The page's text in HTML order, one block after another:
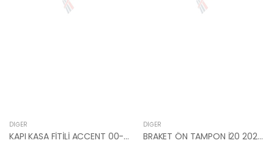
DIĞER
KAPI KASA FİTİLİ ACCENT 00-06 ÖN SOL 82110-25000-HMC
DIĞER
BRAKET ÖN TAMPON İ20 2020- 86551-Q0AA0-MOBIS-S